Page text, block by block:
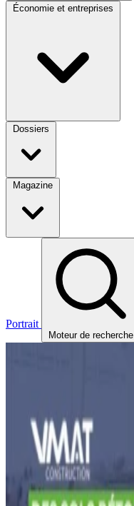
Économie et entreprises
Dossiers
Magazine
Portrait
Moteur de recherche